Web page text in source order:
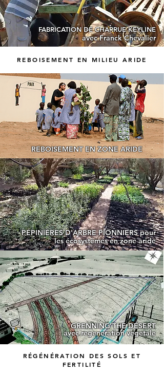
FABRICATION DE CHARRUE KEYLINE
avec Franck Chevalier
REBOISEMENT EN MILIEU ARIDE
REBOISEMENT EN ZONE ARIDE
PÉPINIÈRES D'ARBRE PIONNIERS pour
les écosystèmes en zone aride
GRENNING THE DÉSERT
avec regeneration vegetale
RÉGÉNÉRATION DES SOLS ET
FERTILITÉ